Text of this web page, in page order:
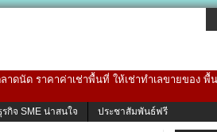
ดนัด ราคาค่าเช่าพื้นที่ ให้เช่าทำเลขายของ
รกิจ SME น่าสนใจ ประชาสัมพันธ์ฟรี